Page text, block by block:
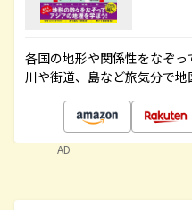
各国の地形や関係性をなぞっ
川や街道、島など旅気分で地
AD